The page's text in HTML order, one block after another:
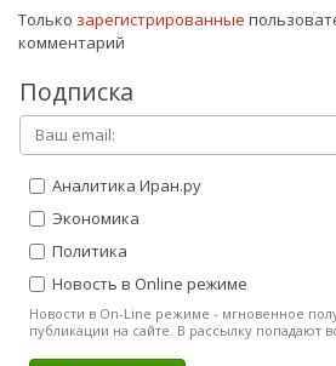
Только зарегистрированные
комментарий
Подписка
Аналитика Иран.ру
Экономика
Политика
Новость в Online режиме
Новости в On-Line режиме - мгновенное
публикации на сайте. В рассылку попадают